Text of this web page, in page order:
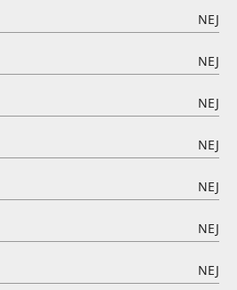
NEJ
NEJ
NEJ
NEJ
NEJ
NEJ
NEJ